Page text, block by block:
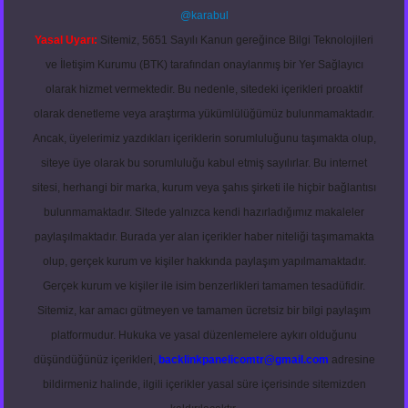
@karabul
Yasal Uyarı: Sitemiz, 5651 Sayılı Kanun gereğince Bilgi Teknolojileri
ve İletişim Kurumu (BTK) tarafından onaylanmış bir Yer Sağlayıcı
olarak hizmet vermektedir. Bu nedenle, sitedeki içerikleri proaktif
olarak denetleme veya araştırma yükümlülüğümüz bulunmamaktadır.
Ancak, üyelerimiz yazdıkları içeriklerin sorumluluğunu taşımakta olup,
siteye üye olarak bu sorumluluğu kabul etmiş sayılırlar. Bu internet
sitesi, herhangi bir marka, kurum veya şahıs şirketi ile hiçbir bağlantısı
bulunmamaktadır. Sitede yalnızca kendi hazırladığımız makaleler
paylaşılmaktadır. Burada yer alan içerikler haber niteliği taşımamakta
olup, gerçek kurum ve kişiler hakkında paylaşım yapılmamaktadır.
Gerçek kurum ve kişiler ile isim benzerlikleri tamamen tesadüfidir.
Sitemiz, kar amacı gütmeyen ve tamamen ücretsiz bir bilgi paylaşım
platformudur. Hukuka ve yasal düzenlemelere aykırı olduğunu
düşündüğünüz içerikleri, backlinkpanelicomtr@gmail.com adresine
bildirmeniz halinde, ilgili içerikler yasal süre içerisinde sitemizden